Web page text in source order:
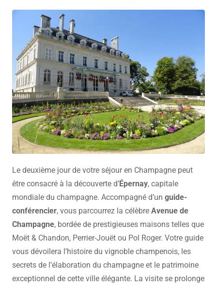
Le deuxième jour de votre séjour en Champagne peut
être consacré à la découverte d’Épernay, capitale
mondiale du champagne. Accompagné d’un guide-
conférencier, vous parcourrez la célèbre Avenue de
Champagne, bordée de prestigieuses maisons telles que
Moët & Chandon, Perrier-Jouët ou Pol Roger. Votre guide
vous dévoilera l’histoire du vignoble champenois, les
secrets de l’élaboration du champagne et le patrimoine
exceptionnel de cette ville élégante. La visite se prolonge